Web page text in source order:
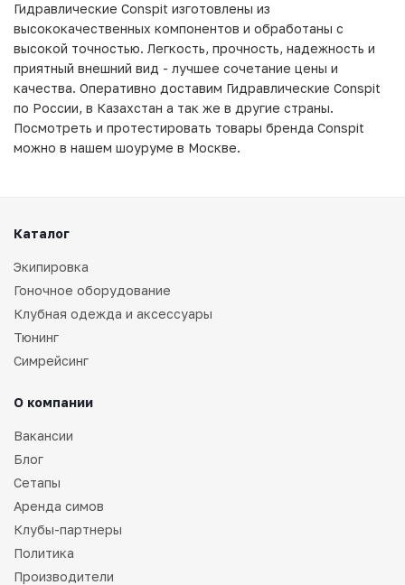
Гидравлические Conspit изготовлены из
высококачественных компонентов и обработаны с
высокой точностью. Легкость, прочность, надежность и
приятный внешний вид - лучшее сочетание цены и
качества. Оперативно доставим Гидравлические Conspit
по России, в Казахстан а так же в другие страны.
Посмотреть и протестировать товары бренда Conspit
можно в нашем шоуруме в Москве.
Каталог
Экипировка
Гоночное оборудование
Клубная одежда и аксессуары
Тюнинг
Симрейсинг
О компании
Вакансии
Блог
Сетапы
Аренда симов
Клубы-партнеры
Политика
Производители